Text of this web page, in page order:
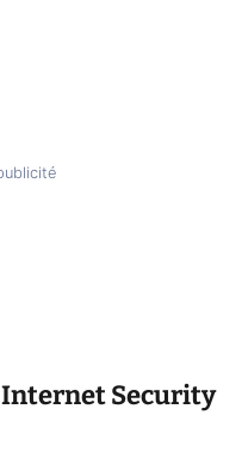
Security